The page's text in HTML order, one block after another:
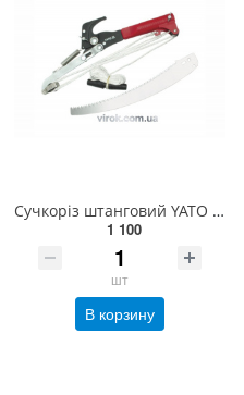
Сучкоріз штанговий YATO : ножівка, L= 325 мм [12] YT-8876
1 100
шт
В корзину